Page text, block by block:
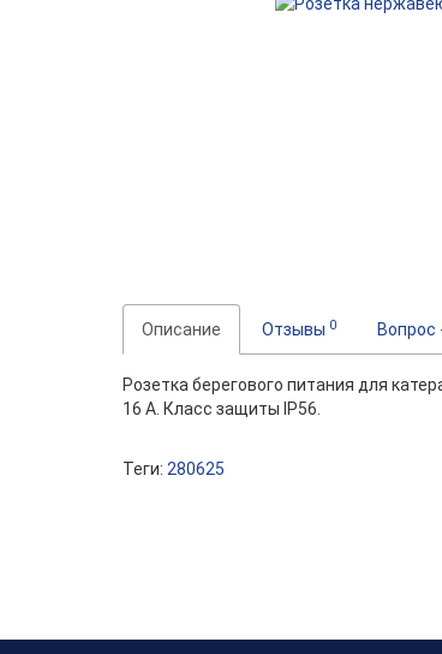
Описание Отзывы 0 Вопрос
Розетка берегового питания для
16 А. Класс защиты IP56.
Теги: 280625